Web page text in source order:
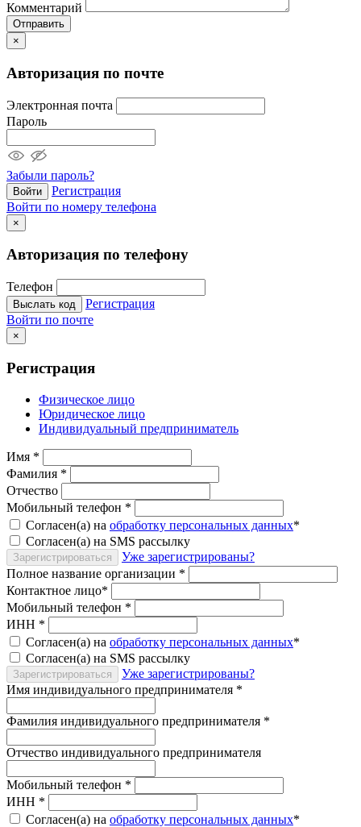
Комментарий
Отправить
×
Авторизация по почте
Электронная почта
Пароль
Забыли пароль?
Войти
Регистрация
Войти по номеру телефона
×
Авторизация по телефону
Телефон
Выслать код
Регистрация
Войти по почте
×
Регистрация
Физическое лицо
Юридическое лицо
Индивидуальный предприниматель
Имя *
Фамилия *
Отчество
Мобильный телефон *
Согласен(а) на обработку персональных данных*
Согласен(а) на SMS рассылку
Зарегистрироваться
Уже зарегистрированы?
Полное название организации *
Контактное лицо*
Мобильный телефон *
ИНН *
Согласен(а) на обработку персональных данных*
Согласен(а) на SMS рассылку
Зарегистрироваться
Уже зарегистрированы?
Имя индивидуального предпринимателя *
Фамилия индивидуального предпринимателя *
Отчество индивидуального предпринимателя
Мобильный телефон *
ИНН *
Согласен(а) на обработку персональных данных*